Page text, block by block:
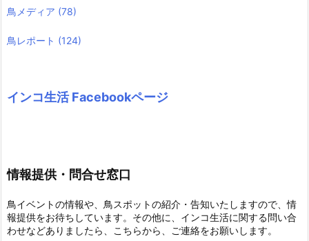
鳥メディア (78)
鳥レポート (124)
インコ生活 Facebookページ
情報提供・問合せ窓口
鳥イベントの情報や、鳥スポットの紹介・告知いたしますので、情
報提供をお待ちしています。その他に、インコ生活に関する問い合
わせなどありましたら、こちらから、ご連絡をお願いします。